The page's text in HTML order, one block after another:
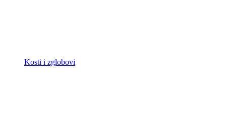
Kosti i zglobovi